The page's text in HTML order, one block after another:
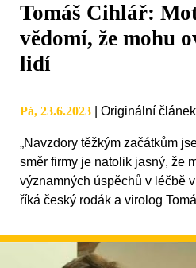
Tomáš Cihlář:
vědomí, že mohu
lidí
Pá, 23.6.2023 Originální
„Navzdory těžkým začátkům
směr firmy je natolik jasný, že
významných úspěchů v léčbě
říká český rodák a virolog